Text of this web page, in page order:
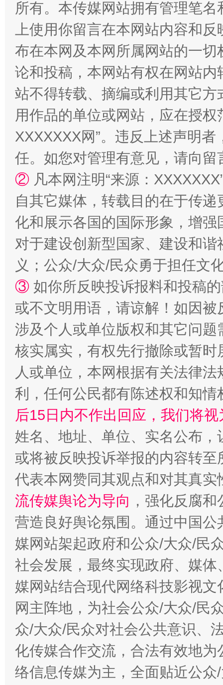
国家大学科技园优化重塑工作
扯下公款旅游的“隐身衣” 如何以
“蜀中异人”王建安的艺术幻境
完善运行机制助力责任有效落实 一纸欠
东山县通报“牛蛙产品抗生素超标问题” 法
所有。本传媒网站拥有管理笔
上使用你留言在本网站内容和
布在本网及本网所属网站的一
论和投稿，本网站有权在网站
站不得转载、摘编或利用其它
用作品的单位或网站，应在授
XXXXXXX网”。违反上述声明
任。如您对管理有意见，请向
② 凡本网注明“来源：
自其它媒体，转载目的在于传
化和展示各国的国际形象，增
对于建设创新型国家、建设和
义；公众/大众/民众勇于担任文
③ 如你所反映投诉报料和投稿
或不文明用语，请谅解！如因
涉及个人或单位版权和其它问题
核实属实，有权先行撤除或暂
人或单位，本网根据有关法律
利，任何公民都有陈述权和知情
后15日内不作出回应，我们将
姓名、地址、单位、实名公布
或将被反映投诉举报的内容转
代表本网赞同其观点和对其真实
流传媒舆论为导向 ，强化反腐
营造良好舆论氛围。通过中国
媒网站架起政府和公众/大众/民
社会发展，最终实现政府、媒
媒网站结合现代网络科技影视
网主阵地，为社会公众/大众/民
众/大众/民众对社会公共意识、
化传媒合作交流，合法有效地
络信息传媒为主，全面贴近公